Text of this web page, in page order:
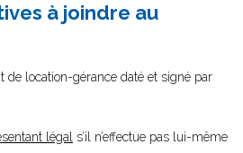
à joindre au
de location-gérance daté et signé par
légal s’il n’effectue pas lui-même